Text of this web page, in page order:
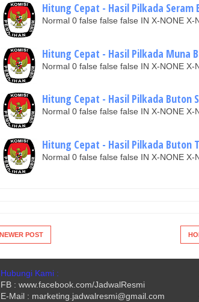
Hitung Cepat - Hasil Pilkada Seram
Normal 0 false false false IN X-NONE
Hitung Cepat - Hasil Pilkada Muna
Normal 0 false false false IN X-NONE X-
Hitung Cepat - Hasil Pilkada Buton
Normal 0 false false false IN X-NONE
Hitung Cepat - Hasil Pilkada Buton
Normal 0 false false false IN X-NONE X-
NEWER POST
Hubungi Kami :
FB : www.facebook.com/JadwalResmi
E-Mail : marketing.jadwalresmi@gmail.com